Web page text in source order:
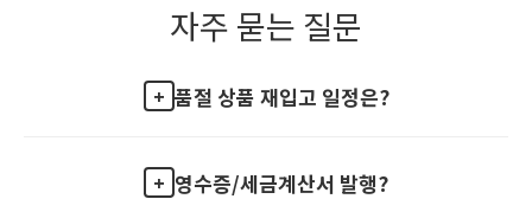
자주 묻는 질문
품절 상품 재입고 일정은?
영수증/세금계산서 발행?